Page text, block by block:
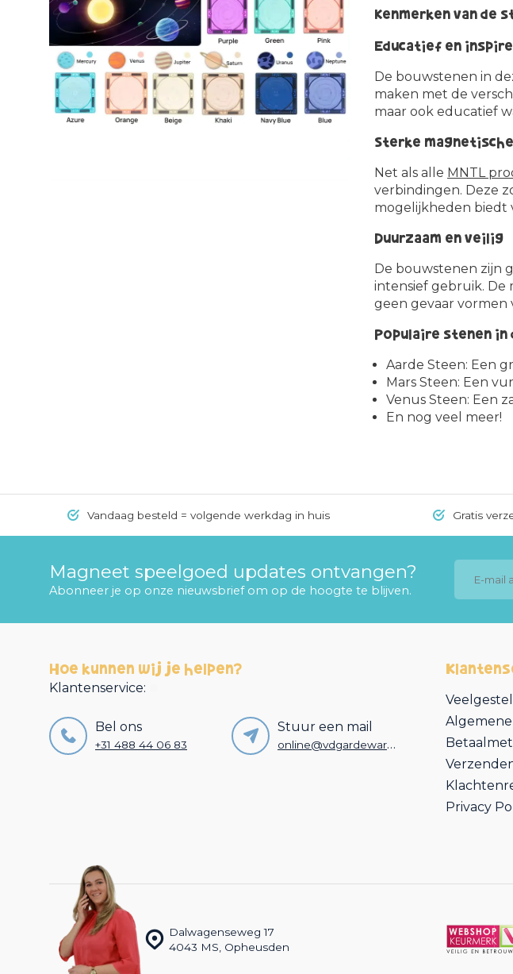
Kenmerken van de
Educatief en
De bouwstenen in
maken met de
maar ook educatief
Sterke
Net als alle MNTL
verbindingen. Deze
mogelijkheden biedt
Duurzaam en veilig
De bouwstenen zijn
intensief gebruik. De
geen gevaar vormen
Populaire stenen
Aarde Steen: Een
Mars Steen: Een
Venus Steen: Een
En nog veel meer!
Vandaag besteld = volgende werkdag in huis Gratis
Magneet speelgoed updates ontvangen?
Abonneer je op onze nieuwsbrief om op de hoogte te blijven.
Hoe kunnen wij je helpen?
Klantenservice:
Bel ons
+31 488 44 06 83
Stuur een mail
online@vdgardewarenhuis.nl
Privacy
Dalwagenseweg 17
4043 MS, Opheusden